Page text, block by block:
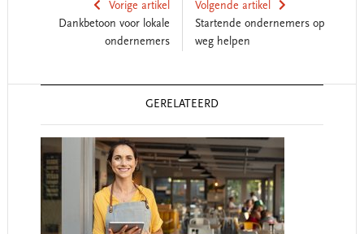
Vorige artikel
Dankbetoon voor lokale
ondernemers
Volgende artikel
Startende ondernemers op
weg helpen
GERELATEERD